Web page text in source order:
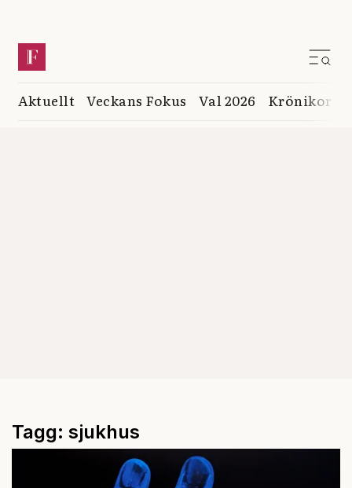
Aktuellt Veckans Fokus Val 2026 Krönikor
Tagg: sjukhus